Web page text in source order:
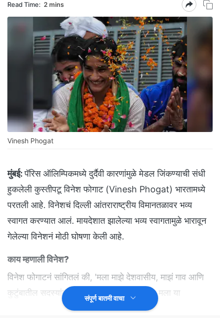
Read Time: 2 mins
Vinesh Phogat
मुंबई: पॅरिस ऑलिम्पिकमध्ये दुर्दैवी कारणांमुळे मेडल जिंकण्याची संधी
हुकलेली कुस्तीपटू विनेश फोगाट (Vinesh Phogat) भारतामध्ये
परतली आहे. विनेशचं दिल्ली आंतराराष्ट्रीय विमानतळावर भव्य
स्वागत करण्यात आलं. मायदेशात झालेल्या भव्य स्वागतामुळे भारावून
गेलेल्या विनेशनं मोठी घोषणा केली आहे.
काय म्हणाली विनेश?
विनेश फोगाटनं सांगितलं की, 'मला माझे देशवासीय, माझं गाव आणि
कुटुंबातील सदस्यांकडून प्रेम मिळालं आहे. त्यामुळे मला या
धक्क्यातून सावरण्यात मदत होईल. मी कुस्तीमध्ये पुनरागमन करु
संपूर्ण बातमी वाचा